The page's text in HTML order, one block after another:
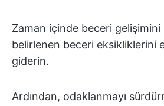
Zaman içinde beceri
belirlenen beceri eksikliklerini
giderin.
Ardından, odaklanmayı